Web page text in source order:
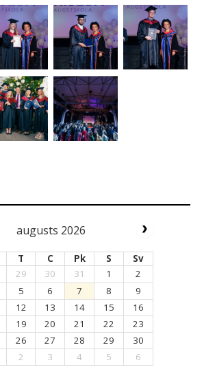
augusts 2026
T C Pk S
Sv
29 30 31 1
2
5 6 7 8
9
12 13 14 15
16
19 20 21 22
23
26 27 28 29
30
2 3 4 5 6